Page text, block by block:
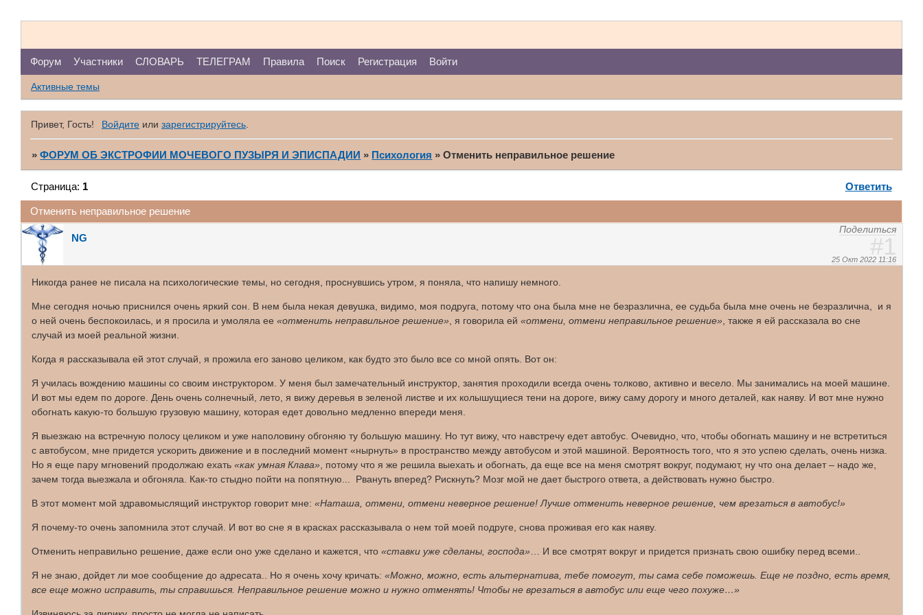
Форум Участники СЛОВАРЬ ТЕЛЕГРАМ Правила Поиск Регистрация Войти
Активные темы
Привет, Гость! Войдите или зарегистрируйтесь.
»ФОРУМ ОБ ЭКСТРОФИИ МОЧЕВОГО ПУЗЫРЯ И ЭПИСПАДИИ » Психология »Отменить неправильное решение
Отменить неправильное решение
Страница: 1 Ответить
Поделиться
1
25 Окт 2022 11:16
NG
Никогда ранее не писала на психологические темы, но сегодня, проснувшись утром, я поняла, что напишу немного.
Мне сегодня ночью приснился очень яркий сон. В нем была некая девушка, видимо, моя подруга, потому что она была мне не безразлична, ее судьба была мне очень не безразлична, и я
о ней очень беспокоилась, и я просила и умоляла ее «отменить неправильное решение» , я говорила ей «отмени, отмени неправильное решение» , также я ей рассказала во сне
случай из моей реальной жизни.
Когда я рассказывала ей этот случай, я прожила его заново целиком, как будто это было все со мной опять. Вот он:
Я училась вождению машины со своим инструктором. У меня был замечательный инструктор, занятия проходили всегда очень толково, активно и весело. Мы занимались на моей машине.
И вот мы едем по дороге. День очень солнечный, лето, я вижу деревья в зеленой листве и их колышущиеся тени на дороге, вижу саму дорогу и много деталей, как наяву. И вот мне нужно
обогнать какую-то большую грузовую машину, которая едет довольно медленно впереди меня.
Я выезжаю на встречную полосу целиком и уже наполовину обгоняю ту большую машину. Но тут вижу, что навстречу едет автобус. Очевидно, что, чтобы обогнать машину и не встретиться
с автобусом, мне придется ускорить движение и в последний момент «нырнуть» в пространство между автобусом и этой машиной. Вероятность того, что я это успею сделать, очень низка.
Но я еще пару мгновений продолжаю ехать «как умная Клава» , потому что я же решила выехать и обогнать, да еще все на меня смотрят вокруг, подумают, ну что она делает – надо же,
зачем тогда выезжала и обгоняла. Как-то стыдно пойти на попятную... Рвануть вперед? Рискнуть? Мозг мой не дает быстрого ответа, а действовать нужно быстро.
В этот момент мой здравомыслящий инструктор говорит мне: «Наташа, отмени, отмени неверное решение! Лучше отменить неверное решение, чем врезаться в автобус!»
Я почему-то очень запомнила этот случай. И вот во сне я в красках рассказывала о нем той моей подруге, снова проживая его как наяву.
Отменить неправильно решение, даже если оно уже сделано и кажется, что «ставки уже сделаны, господа» … И все смотрят вокруг и придется признать свою ошибку перед всеми..
Я не знаю, дойдет ли мое сообщение до адресата.. Но я очень хочу кричать: «Можно, можно, есть альтернатива, тебе помогут, ты сама себе поможешь. Еще не поздно, есть время,
все еще можно исправить, ты справишься. Неправильное решение можно и нужно отменять! Чтобы не врезаться в автобус или еще чего похуже…»